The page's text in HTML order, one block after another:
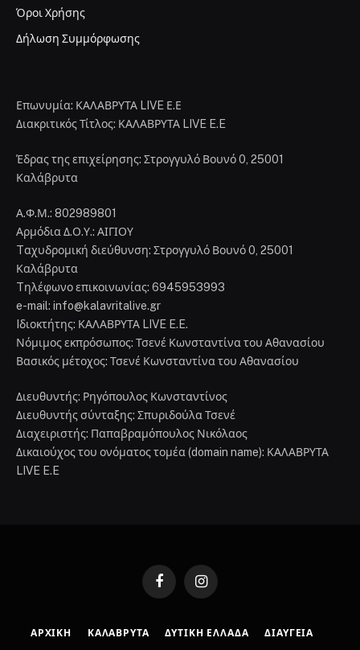
Όροι Χρήσης
Δήλωση Συμμόρφωσης
Επωνυμία: ΚΑΛΑΒΡΥΤΑ LIVE Ε.Ε
Διακριτικός Τίτλος: ΚΑΛΑΒΡΥΤΑ LIVE E.E
Έδρας της επιχείρησης: Στρογγυλό Βουνό 0, 25001
Καλάβρυτα
Α.Φ.Μ.: 802989801
Αρμόδια Δ.Ο.Υ.: ΑΙΓΙΟΥ
Tαχυδρομική διεύθυνση: Στρογγυλό Βουνό 0, 25001
Καλάβρυτα
Tηλέφωνο επικοινωνίας: 6945953993
e-mail: info@kalavritalive.gr
Iδιοκτήτης: ΚΑΛΑΒΡΥΤΑ LIVE E.E.
Νόμιμος εκπρόσωπος: Τσενέ Κωνσταντίνα του Αθανασίου
Βασικός μέτοχος: Τσενέ Κωνσταντίνα του Αθανασίου
Διευθυντής: Ρηγόπουλος Κωνσταντίνος
Διευθυντής σύνταξης: Σπυριδούλα Τσενέ
Διαχειριστής: Παπαβραμόπουλος Νικόλαος
Δικαιούχος του ονόματος τομέα (domain name): ΚΑΛΑΒΡΥΤΑ
LIVE E.E
FacebookInstagram
ΑΡΧΙΚΉ ΚΑΛΆΒΡΥΤΑ ΔΥΤΙΚΉ ΕΛΛΆΔΑ ΔΙΑΎΓΕΙΑ